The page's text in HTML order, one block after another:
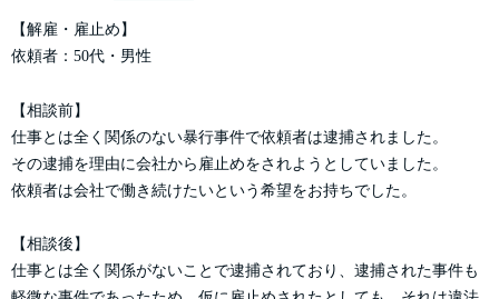
【解雇・雇止め】
依頼者：50代・男性
【相談前】
仕事とは全く関係のない暴行事件で依頼者は逮捕されました。
その逮捕を理由に会社から雇止めをされようとしていました。
依頼者は会社で働き続けたいという希望をお持ちでした。
【相談後】
仕事とは全く関係がないことで逮捕されており、逮捕された事件も